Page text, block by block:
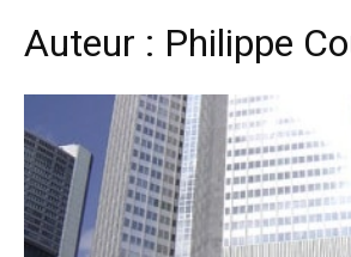
Auteur : Philippe